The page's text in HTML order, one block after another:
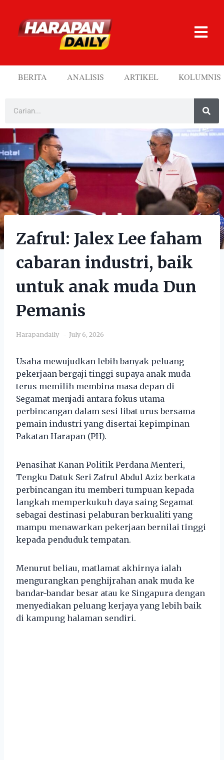
BERITA ANALISIS ARTIKEL KOLUMNIS
Zafrul: Jalex Lee faham
cabaran industri, baik
untuk anak muda Dun
Pemanis
Harapandaily July 6, 2026
Usaha mewujudkan lebih banyak peluang
pekerjaan bergaji tinggi supaya anak muda
terus memilih membina masa depan di
Segamat menjadi antara fokus utama
perbincangan dalam sesi libat urus bersama
pemain industri yang disertai kepimpinan
Pakatan Harapan (PH).
Penasihat Kanan Politik Perdana Menteri,
Tengku Datuk Seri Zafrul Abdul Aziz berkata
perbincangan itu memberi tumpuan kepada
langkah memperkukuh daya saing Segamat
sebagai destinasi pelaburan berkualiti yang
mampu menawarkan pekerjaan bernilai tinggi
kepada penduduk tempatan.
Menurut beliau, matlamat akhirnya ialah
mengurangkan penghijrahan anak muda ke
bandar-bandar besar atau ke Singapura dengan
menyediakan peluang kerjaya yang lebih baik
di kampung halaman sendiri.